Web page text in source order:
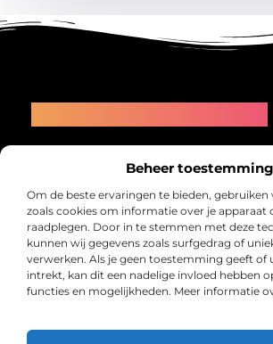
Beheer toestemming
Om de beste ervaringen te bieden,
zoals cookies om informatie over je apparaat
raadplegen. Door in te stemmen met deze
kunnen wij gegevens zoals surfgedrag of
verwerken. Als je geen toestemming geeft
intrekt, kan dit een nadelige invloed hebben
functies en mogelijkheden. Meer informatie
Collectiefrima.nl – Jouw
Ontdek blogs en artikelen over alles wat het